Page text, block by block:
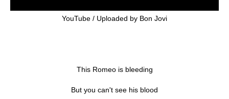
YouTube / Uploaded by Bon Jovi
This Romeo is bleeding
But you can't see his blood